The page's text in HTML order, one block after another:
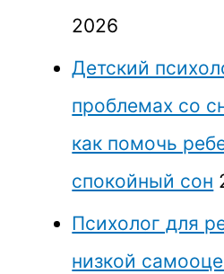
2026
Детский
проблемах со
как помочь
спокойный сон
Психолог для
низкой